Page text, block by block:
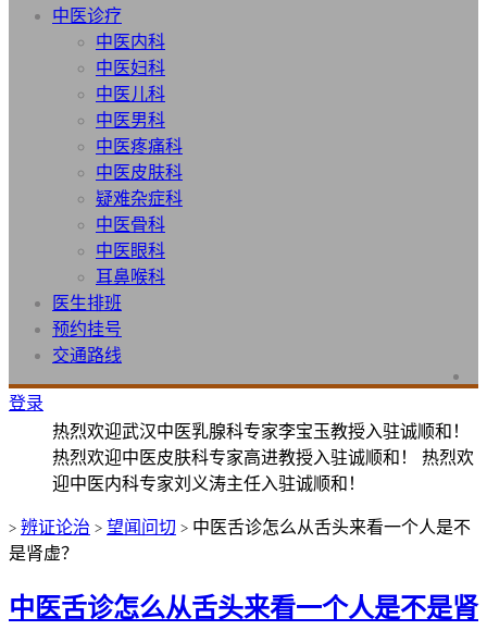
中医诊疗
中医内科
中医妇科
中医儿科
中医男科
中医疼痛科
中医皮肤科
疑难杂症科
中医骨科
中医眼科
耳鼻喉科
医生排班
预约挂号
交通路线
登录
热烈欢迎武汉中医乳腺科专家李宝玉教授入驻诚顺和！
热烈欢迎中医皮肤科专家高进教授入驻诚顺和！ 热烈欢
迎中医内科专家刘义涛主任入驻诚顺和！
> 辨证论治 > 望闻问切 > 中医舌诊怎么从舌头来看一个人是不
是肾虚？
中医舌诊怎么从舌头来看一个人是不是肾